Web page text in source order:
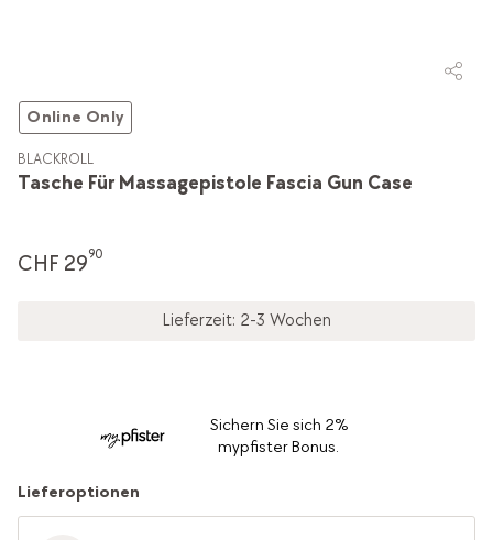
Online Only
Tasche Für Massagepistole Fascia Gun Case
BLACKROLL
CHF 2990
Lieferzeit: 2-3 Wochen
Sichern Sie sich 2%
mypfister Bonus.
Lieferoptionen